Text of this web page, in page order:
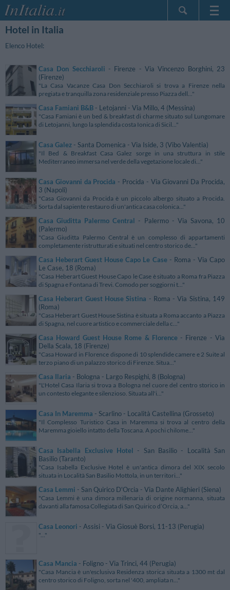
Hotel in Italia
Elenco Hotel:
Casa Don Secchiaroli - Firenze - Via Vincenzo Borghini, 23
(Firenze)
"La Casa Vacanze Casa Don Secchiaroli si trova a Firenze nella
pregiata e tranquilla zona residenziale presso Piazza dell..."
Casa Famiani B&B - Letojanni - Via Millo, 4 (Messina)
"Casa Famiani è un bed & breakfast di charme situato sul Lungomare
di Letojanni, lungo la splendida costa Ionica di Sicil..."
Casa Galez - Santa Domenica - Via Iside, 3 (Vibo Valentia)
"Il Bed & Breakfast Casa Galez sorge in una struttura in stile
Mediterraneo immersa nel verde della vegetazione locale di..."
Casa Giovanni da Procida - Procida - Via Giovanni Da Procida,
3 (Napoli)
"Casa Giovanni da Procida è un piccolo albergo situato a Procida.
Sorta dal sapiente restauro di un'antica casa colonica..."
Casa Giuditta Palermo Central - Palermo - Via Savona, 10
(Palermo)
"Casa Giuditta Palermo Central è un complesso di appartamenti
completamente ristrutturati e situati nel centro storico de..."
Casa Heberart Guest House Capo Le Case- Roma - Via Capo
Le Case, 18 (Roma)
"Casa Heberart Guest House Capo le Case è situato a Roma fra Piazza
di Spagna e Fontana di Trevi. Comodo per soggiorni t..."
Casa Heberart Guest House Sistina - Roma - Via Sistina, 149
(Roma)
"Casa Heberart Guest House Sistina è situata a Roma accanto a Piazza
di Spagna, nel cuore artistico e commerciale della c..."
Casa Howard Guest House Rome & Florence- Firenze - Via
Della Scala, 18 (Firenze)
"Casa Howard in Florence dispone di 10 splendide camere e 2 Suite al
terzo piano di un palazzo storico di Firenze. Situa..."
Casa Ilaria - Bologna - Largo Respighi, 8 (Bologna)
"L'Hotel Casa Ilaria si trova a Bologna nel cuore del centro storico in
un contesto elegante e silenzioso. Situata all'i..."
Casa In Maremma - Scarlino - Località Castellina (Grosseto)
"Il Complesso Turistico Casa in Maremma si trova al centro della
Maremma gioiello intatto della Toscana. A pochi chilome..."
Casa Isabella Exclusive Hotel - San Basilio - Località San
Basilio (Taranto)
"Casa Isabella Exclusive Hotel è un'antica dimora del XIX secolo
situata in Località San Basilio Mottola, in un territori..."
Casa Lemmi - San Quirico D'Orcia - Via Dante Alighieri (Siena)
"Casa Lemmi è una dimora millenaria di origine normanna, situata
davanti alla famosa Collegiata di San Quirico d’Orcia, a..."
Casa Leonori - Assisi - Via Giosuè Borsi, 11-13 (Perugia)
"..."
Casa Mancia - Foligno - Via Trinci, 44 (Perugia)
"Casa Mancia è un'esclusiva Residenza storica situata a 1300 mt dal
centro storico di Foligno, sorta nel '400, ampliata n..."